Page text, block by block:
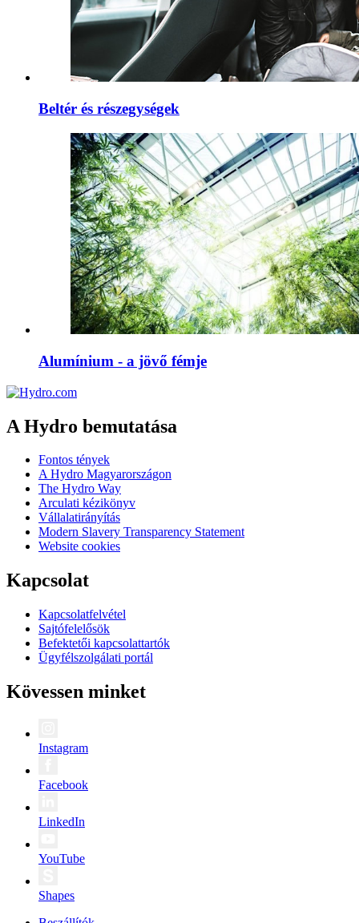
Beltér és részegységek
Alumínium - a jövő fémje
A Hydro bemutatása
Fontos tények
A Hydro Magyarországon
The Hydro Way
Arculati kézikönyv
Vállalatirányítás
Modern Slavery Transparency Statement
Website cookies
Kapcsolat
Kapcsolatfelvétel
Sajtófelelősök
Befektetői kapcsolattartók
Ügyfélszolgálati portál
Kövessen minket
Instagram
Facebook
LinkedIn
YouTube
Shapes